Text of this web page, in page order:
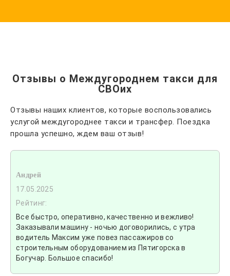
Отзывы о Междугороднем такси для
СВОих
Отзывы наших клиентов, которые воспользовались
услугой междугороднее такси и трансфер. Поездка
прошла успешно, ждем ваш отзыв!
Андрей
17.05.2025
Рейтинг:
Все быстро, оперативно, качественно и вежливо!
Заказывали машину - ночью договорились, с утра
водитель Максим уже повез пассажиров со
строительным оборудованием из Пятигорска в
Богучар. Большое спасибо!